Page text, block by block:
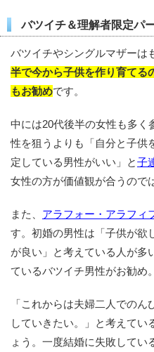
バツイチ＆理解者限定パ
バツイチやシングルマザーは
半で今から子供を作り育てる
もお勧めです。
中には20代後半の女性も多く
性を狙うよりも「自分と子供
定している男性がいい」と子
女性の方が価値観が合うので
また、 アラフォー・アラフィ
す。初婚の男性は「子供が欲
が良い」と考えている人が多
ているバツイチ男性がお勧め。
「これからは夫婦二人での
していきたい。」と考えてい
ょう。一度結婚に失敗してい